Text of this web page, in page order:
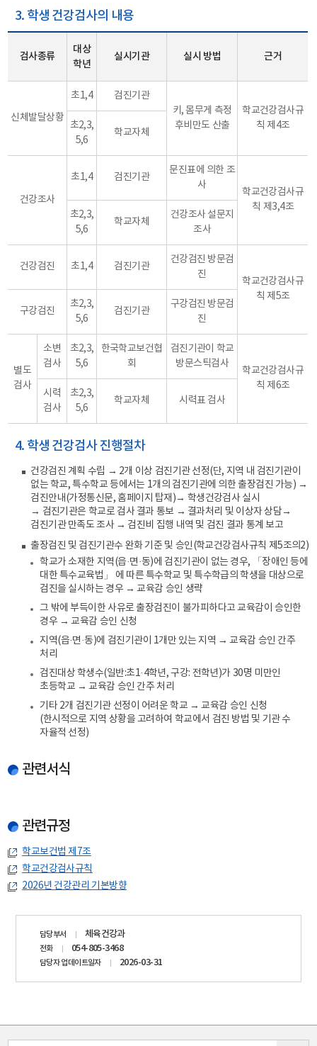
3. 학생 건강검사의 내용
검사종류
대상
학년
실시기관 실시 방법 근거
신체발달상황
초1,4
검진기관
키, 몸무게 측정
후비만도 산출
학교건강검사규
칙 제4조
초2,3,
5,6
학교자체
건강조사
초1,4 검진기관
문진표에 의한 조
사
학교건강검사규
칙 제3,4조
초2,3,
5,6
학교자체
건강조사 설문지
조사
건강검진 초1,4 검진기관
건강검진 방문검
진
학교건강검사규
칙 제5조
구강검진
초2,3,
5,6
검진기관
구강검진 방문검
진
별도
검사
소변
검사
초2,3,
5,6
한국학교보건협
회
검진기관이 학교
방문스틱검사
학교건강검사규
칙 제6조
시력
검사
초2,3,
5,6
학교자체 시력표 검사
4. 학생 건강검사 진행절차
건강검진 계획 수립 → 2개 이상 검진기관 선정(단, 지역 내 검진기관이
없는 학교, 특수학교 등에서는 1개의 검진기관에 의한 출장검진 가능) →
검진안내(가정통신문, 홈페이지 탑재)→ 학생건강검사 실시
→ 검진기관은 학교로 검사 결과 통보 → 결과처리 및 이상자 상담→
검진기관 만족도 조사 → 검진비 집행 내역 및 검진 결과 통계 보고
출장검진 및 검진기관수 완화 기준 및 승인(학교건강검사규칙 제5조의2)
학교가 소재한 지역(읍·면·동)에 검진기관이 없는 경우, 「장애인 등에
대한 특수교육법」 에 따른 특수학교 및 특수학급의 학생을 대상으로
검진을 실시하는 경우 → 교육감 승인 생략
그 밖에 부득이한 사유로 출장검진이 불가피하다고 교육감이 승인한
경우 → 교육감 승인 신청
지역(읍·면·동)에 검진기관이 1개만 있는 지역 → 교육감 승인 간주
처리
검진대상 학생수(일반:초1·4학년, 구강: 전학년)가 30명 미만인
초등학교 → 교육감 승인 간주 처리
기타 2개 검진기관 선정이 어려운 학교 → 교육감 승인 신청
(한시적으로 지역 상황을 고려하여 학교에서 검진 방법 및 기관 수
자율적 선정)
관련서식
관련규정
학교보건법 제7조
학교건강검사규칙
2026년 건강관리 기본방향
담당부서 체육건강과
전화 054-805-3468
담당자 업데이트일자 2026-03-31